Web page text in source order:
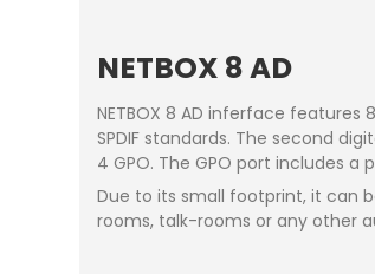
NETBOX 8 AD
NETBOX 8 AD inferface
SPDIF standards. The second
4 GPO. The GPO port includes
Due to its small footprint, it can
rooms, talk-rooms or any other